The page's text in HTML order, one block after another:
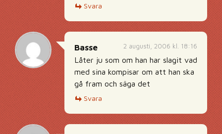
Svara
2 augusti, 2006 kl. 18:16
Basse
Låter ju som om han har slagit vad
med sina kompisar om att han ska
gå fram och säga det
Svara